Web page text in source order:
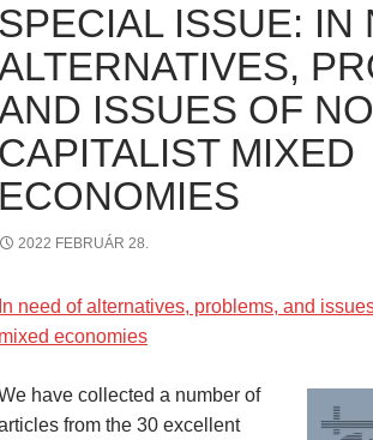
SPECIAL ISSUE: IN
ISSUES OF
CAPITALIST MIXED
ECONOMIES
2022 FEBRUÁR 28.
In need of alternatives, problems, and
mixed economies
have collected a number of
from the 30 excellent